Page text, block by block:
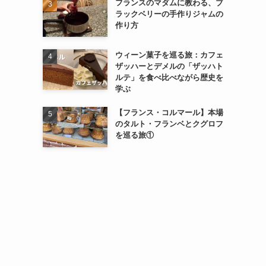
フランスのマダムに教わる、ブ
ラックベリーの手作りジャムの
作り方
ウィーン菓子を巡る旅：カフェ
ザッハーとデメルの「ザッハト
ルテ」を食べ比べながら歴史を
学ぶ
【フランス・コルマール】本場
のタルト・フランベとクグロフ
を巡る旅①